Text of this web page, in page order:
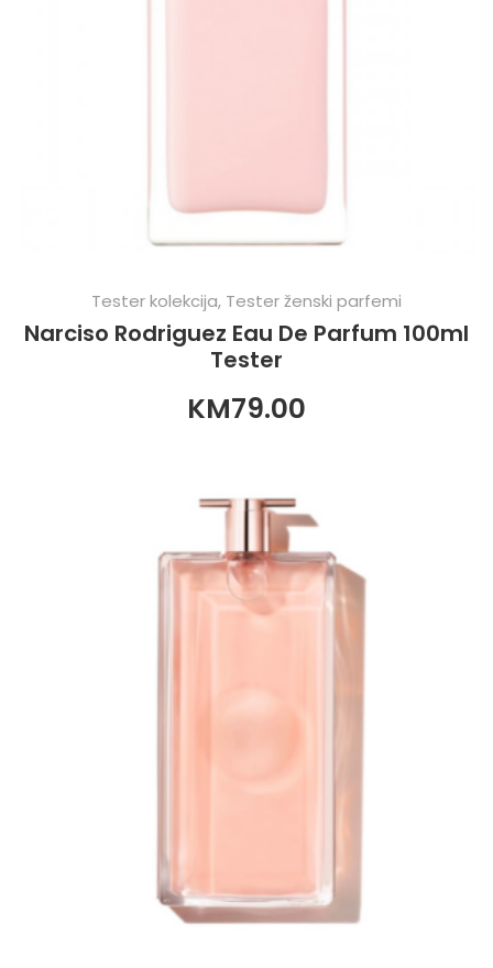
Tester kolekcija, Tester ženski parfemi
Narciso Rodriguez Eau De Parfum 100ml
Tester
KM79.00